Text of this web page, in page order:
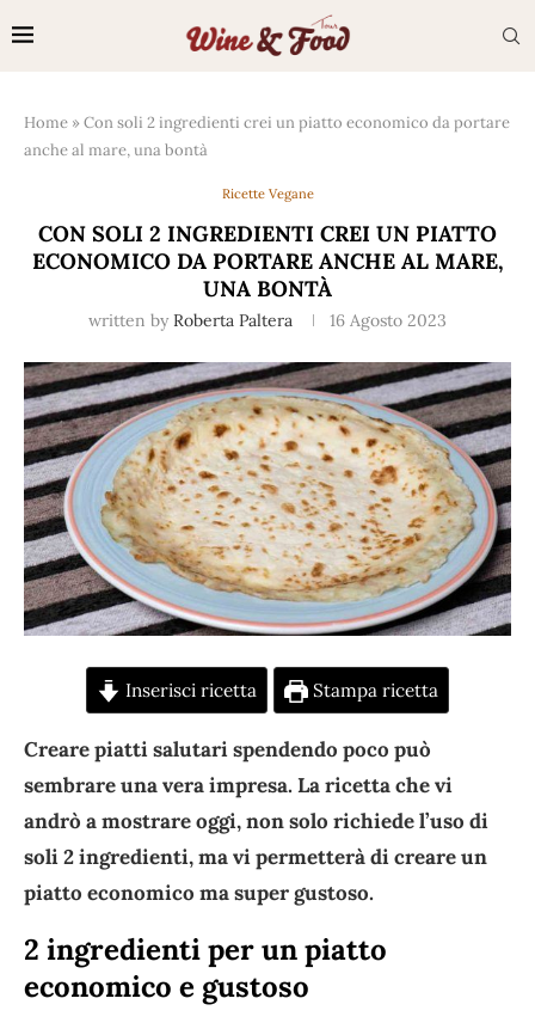
Home »Con soli 2 ingredienti crei un piatto economico da portare
anche al mare, una bontà
Ricette Vegane
CON SOLI 2 INGREDIENTI CREI UN PIATTO
ECONOMICO DA PORTARE ANCHE AL MARE,
UNA BONTÀ
written by Roberta Paltera 16 Agosto 2023
Inserisci ricetta Stampa ricetta
Creare piatti salutari spendendo poco può
sembrare una vera impresa. La ricetta che vi
andrò a mostrare oggi, non solo richiede l’uso di
soli 2 ingredienti, ma vi permetterà di creare un
piatto economico ma super gustoso.
2 ingredienti per un piatto
economico e gustoso